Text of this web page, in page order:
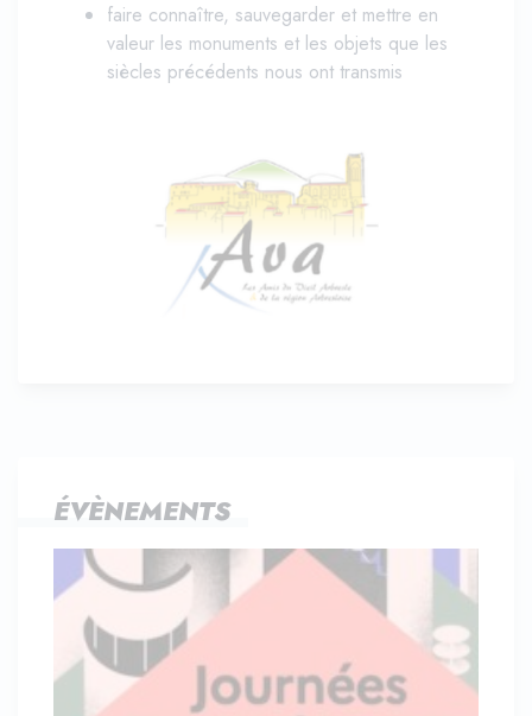
faire connaître, sauvegarder et mettre en
valeur les monuments et les objets que les
siècles précédents nous ont transmis
ÉVÈNEMENTS